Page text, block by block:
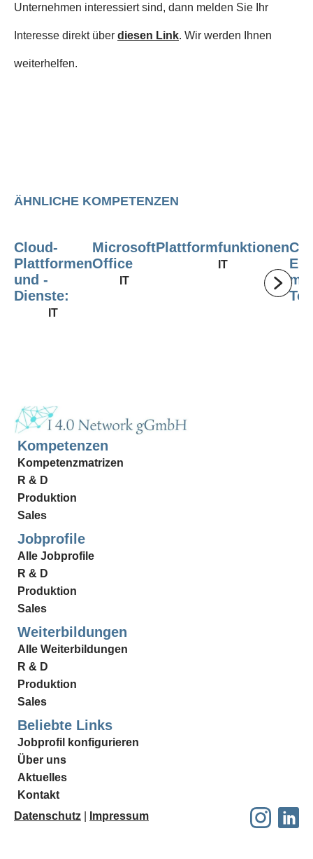
Unternehmen interessiert sind, dann melden Sie Ihr
Interesse direkt über diesen Link. Wir werden Ihnen
weiterhelfen.
ÄHNLICHE KOMPETENZEN
Cloud-
Plattformen
und -
Dienste:
IT
Microsoft
Office
IT
Plattformfunktionen
IT
mit
Kompetenzen
Kompetenzmatrizen
R & D
Produktion
Sales
Jobprofile
Alle Jobprofile
R & D
Produktion
Sales
Weiterbildungen
Alle Weiterbildungen
R & D
Produktion
Sales
Beliebte Links
Jobprofil konfigurieren
Über uns
Aktuelles
Kontakt
Datenschutz
Impressum